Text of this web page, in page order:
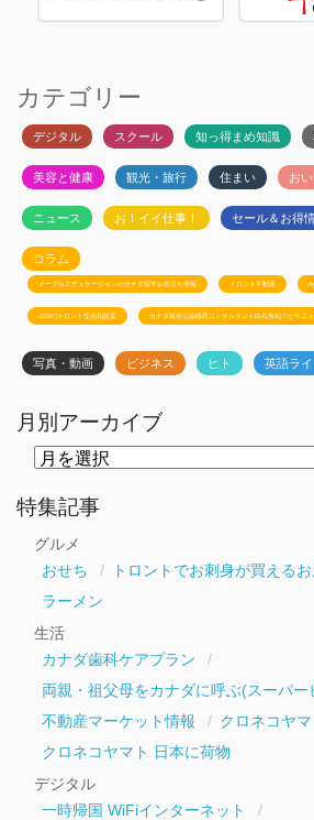
カテゴリー
デジタル スクール 知っ得まめ知識
美容と健康 観光・旅行 住まい お
ニュース お！イイ仕事！ セール＆お得
コラム
メープルエデュケーションのカナダ留学お役立ち情報 トロント不動産
JSSのトロント生活相談室 カナダ政府公認移民コンサルタント白石有紀のビザニュ
写真・動画 ビジネス ヒト 英語ライ
月別アーカイブ
ー
カ
特集記事
グルメ
おせち
トロントでお刺身が買える
ラーメン
生活
カナダ歯科ケアプラン
両親・祖父母をカナダに呼ぶ(スーパー
不動産マーケット情報
クロネコヤ
クロネコヤマト 日本に荷物
デジタル
一時帰国 WiFiインターネット